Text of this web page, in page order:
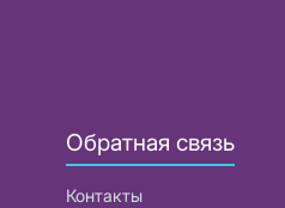
Обратная связь
Контакты